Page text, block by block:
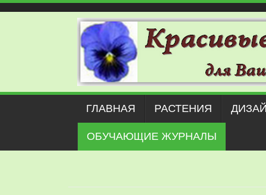
Наверх
ГЛАВНАЯ РАСТЕНИЯ
ОБУЧАЮЩИЕ ЖУРНАЛЫ